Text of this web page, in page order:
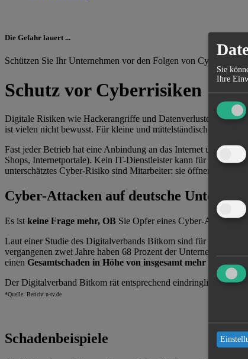
Die Gefahr lauert ...
Schützen Sie Ihr Unternehmen vor den Folgen von
Schutz vor Cyberrisiken
Digitale Risiken wie Hackerangriffe und Datenverluste sind
ist vielen nicht bewusst. Für kleine und mittelständische
Fast jeder Betrieb hat eine Anbindung an das Internet und setzt
Shops, Internetportale). Kein IT-Dienstleister kann für ein
unterschätztes Cyber-Risiko sind Mitarbeiter: sie öffnen
Cyber-Attacken auf deutsche
Es ist keine Frage mehr, OB Sie Opfer eines Cyber-Angriffs
Laut einer Studie des Digitalverbands Bitkom sind für
vergangenen zwei Jahre haben 68 Prozent der Unternehmen
einen Gesamtschaden in Höhe von insgesamt mehr als 43
Der Digitalverband Bitkom rät entsprechend eindringlich zu
*Quelle: Bericht n-tv.de
Schadenbeispiele
Sie
Ihre